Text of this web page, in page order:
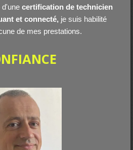
d'une certification de technicien
et connecté, je suis habilité
de mes prestations.